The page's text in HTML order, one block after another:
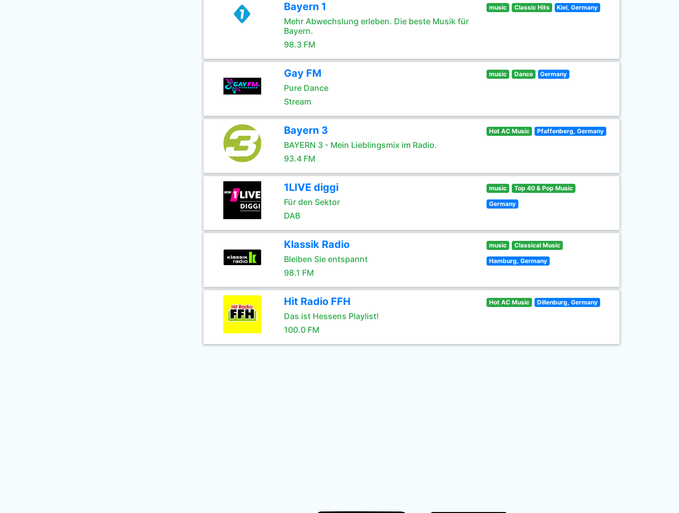
Bayern 1
Mehr Abwechslung erleben. Die beste Musik für
Bayern.
98.3 FM
music Classic Hits Kiel, Germany
Gay FM
Pure Dance
Stream
music Dance Germany
Bayern 3
BAYERN 3 - Mein Lieblingsmix im Radio.
93.4 FM
Hot AC Music Pfaffenberg, Germany
1LIVE diggi
Für den Sektor
DAB
music Top 40 & Pop Music
Germany
Klassik Radio
Bleiben Sie entspannt
98.1 FM
music Classical Music
Hamburg, Germany
Hit Radio FFH
Das ist Hessens Playlist!
100.0 FM
Hot AC Music Dillenburg, Germany